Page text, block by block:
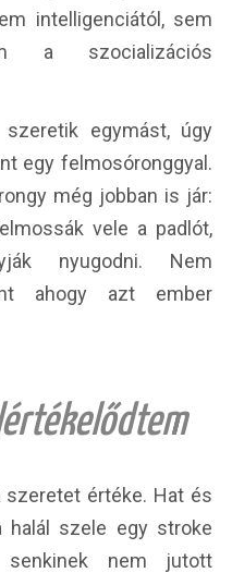
intelligenciától, sem
a szocializációs
szeretik egymást, úgy
egy felmosóronggyal.
még jobban is jár:
vele a padlót,
nyugodni. Nem
ahogy azt ember
szeretet értéke. Hat és
szele egy stroke
senkinek nem jutott